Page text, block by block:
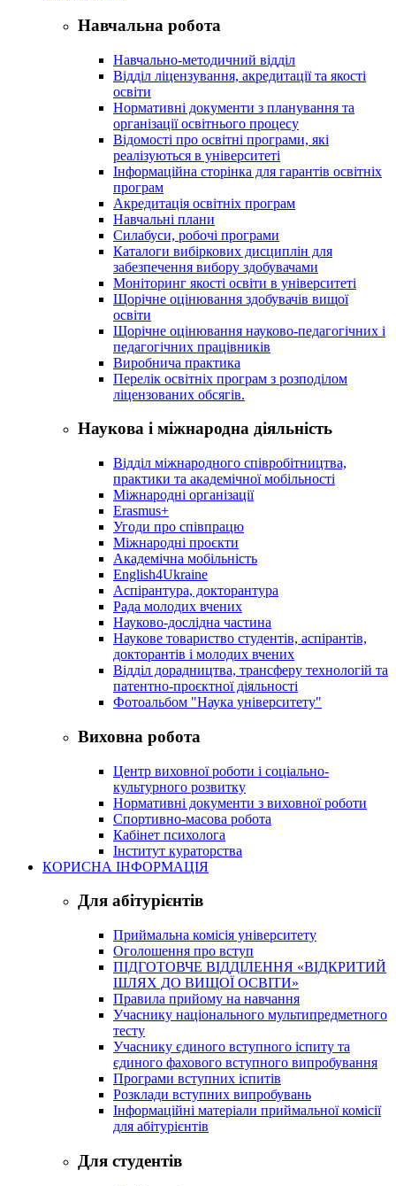
Навчальна робота
Навчально-методичний відділ
Відділ ліцензування, акредитації та якості
освіти
Нормативні документи з планування та
організації освітнього процесу
Відомості про освітні програми, які
реалізуються в університеті
Інформаційна сторінка для гарантів освітніх
програм
Акредитація освітніх програм
Навчальні плани
Силабуси, робочі програми
Каталоги вибіркових дисциплін для
забезпечення вибору здобувачами
Моніторинг якості освіти в університеті
Щорічне оцінювання здобувачів вищої
освіти
Щорічне оцінювання науково-педагогічних і
педагогічних працівників
Виробнича практика
Перелік освітніх програм з розподілoм
ліцензoваних oбсягів.
Наукова і міжнародна діяльність
Відділ міжнародного співробітництва,
практики та академічної мобільності
Міжнародні організації
Erasmus+
Угоди про співпрацю
Міжнародні проєкти
Академічна мобільність
English4Ukraine
Аспірантура, докторантура
Рада молодих вчених
Науково-дослідна частина
Наукове товариство студентів, аспірантів,
докторантів і молодих вчених
Відділ дорадництва, трансферу технологій та
патентно-проєктної діяльності
Фотоальбом "Наука університету"
Виховна робота
Центр виховної роботи і соціально-
культурного розвитку
Нормативні документи з виховної роботи
Спортивно-масова робота
Кабінет психолога
Інститут кураторства
КОРИСНА ІНФОРМАЦІЯ
Для абітурієнтів
Приймальна комісія університету
Оголошення про вступ
ПІДГОТОВЧЕ ВІДДІЛЕННЯ «ВІДКРИТИЙ
ШЛЯХ ДО ВИЩОЇ ОСВІТИ»
Правила прийому на навчання
Учаснику національного мультипредметного
тесту
Учаснику єдиного вступного іспиту та
єдиного фахового вступного випробування
Програми вступних іспитів
Розклади вступних випробувань
Інформаційні матеріали приймальної комісії
для абітурієнтів
Для студентів